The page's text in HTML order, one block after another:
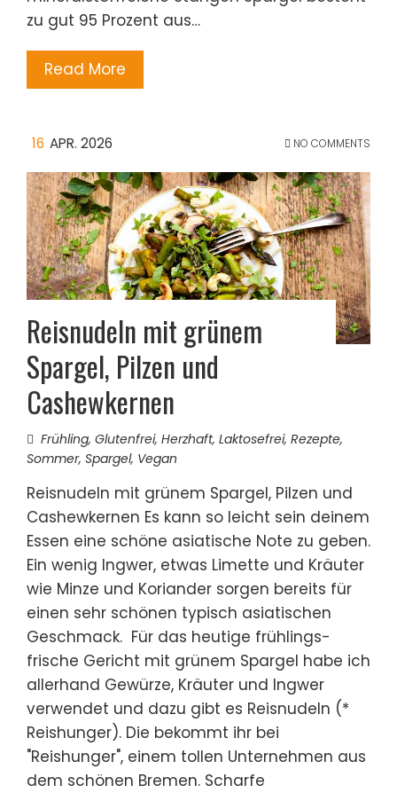
zu gut 95 Prozent aus…
Read More
16 APR. 2026 NO COMMENTS
Reisnudeln mit grünem
Spargel, Pilzen und
Cashewkernen
Frühling, Glutenfrei, Herzhaft, Laktosefrei, Rezepte,
Sommer, Spargel, Vegan
Reisnudeln mit grünem Spargel, Pilzen und
Cashewkernen Es kann so leicht sein deinem
Essen eine schöne asiatische Note zu geben.
Ein wenig Ingwer, etwas Limette und Kräuter
wie Minze und Koriander sorgen bereits für
einen sehr schönen typisch asiatischen
Geschmack. Für das heutige frühlings-
frische Gericht mit grünem Spargel habe ich
allerhand Gewürze, Kräuter und Ingwer
verwendet und dazu gibt es Reisnudeln (*
Reishunger). Die bekommt ihr bei
"Reishunger", einem tollen Unternehmen aus
dem schönen Bremen. Scharfe